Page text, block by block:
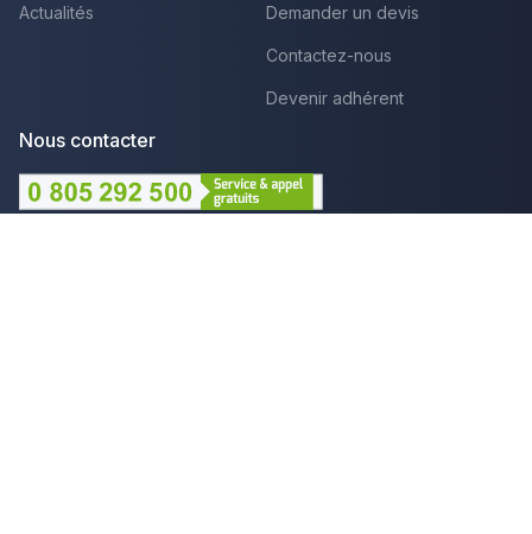
Actualités Demander un devis
Contactez-nous
Devenir adhérent
Nous contacter